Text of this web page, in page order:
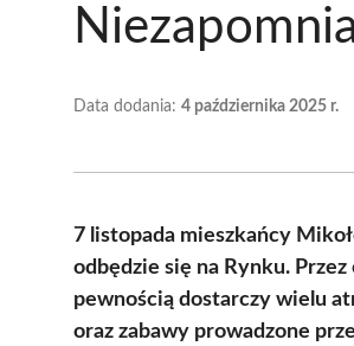
Data dodania: 4 października 2025 r.
7 listopada mieszkańcy
odbędzie się na Rynku.
pewnością dostarczy wielu
oraz zabawy prowadzone